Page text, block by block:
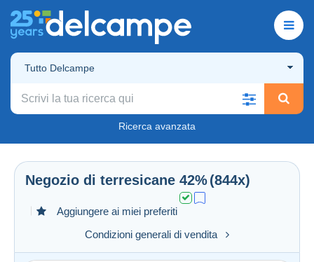
Tutto Delcampe
Ricerca avanzata
Negozio di terresicane 42%(844x)
Aggiungere ai miei preferiti
Condizioni generali di vendita